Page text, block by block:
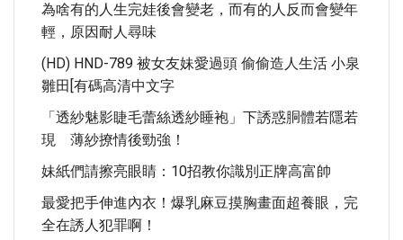
為啥有的人生完娃後會變老，而有的人反而會變年
輕，原因耐人尋味
(HD) HND-789 被女友妹愛過頭 偷偷造人生活 小泉
雛田[有碼高清中文字
「透紗魅影睫毛蕾絲透紗睡袍」下誘惑胴體若隱若
現 薄紗撩情後勁強！
妹紙們請擦亮眼睛：10招教你識別正牌高富帥
最愛把手伸進內衣！爆乳麻豆摸胸畫面超養眼，完
全在誘人犯罪啊！